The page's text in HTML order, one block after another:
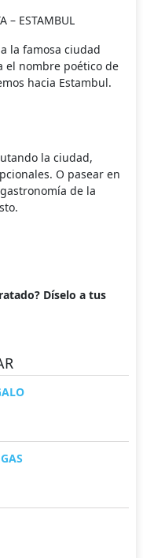
– ESTAMBUL
la famosa ciudad
el nombre poético de
hacia Estambul.
la ciudad,
O pasear en
de la
Díselo a tus